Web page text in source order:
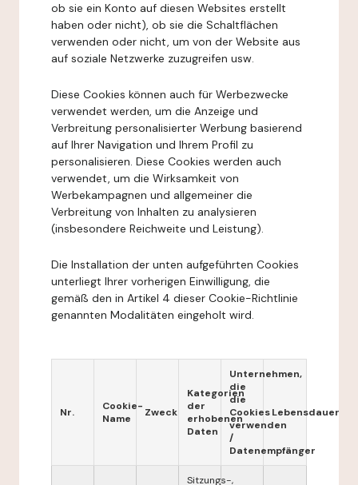
ob sie ein Konto auf diesen Websites erstellt
haben oder nicht), ob sie die Schaltflächen
verwenden oder nicht, um von der Website aus
auf soziale Netzwerke zuzugreifen usw.
Diese Cookies können auch für Werbezwecke
verwendet werden, um die Anzeige und
Verbreitung personalisierter Werbung basierend
auf Ihrer Navigation und Ihrem Profil zu
personalisieren. Diese Cookies werden auch
verwendet, um die Wirksamkeit von
Werbekampagnen und allgemeiner die
Verbreitung von Inhalten zu analysieren
(insbesondere Reichweite und Leistung).
Die Installation der unten aufgeführten Cookies
unterliegt Ihrer vorherigen Einwilligung, die
gemäß den in Artikel 4 dieser Cookie-Richtlinie
genannten Modalitäten eingeholt wird.
Nr.
Cookie-
Name
Zweck
Kategorien
der
erhobenen
Daten
Unternehmen,
die
die
Cookies
verwenden
/
Datenempfänger
Lebensdauer
Sitzungs-,